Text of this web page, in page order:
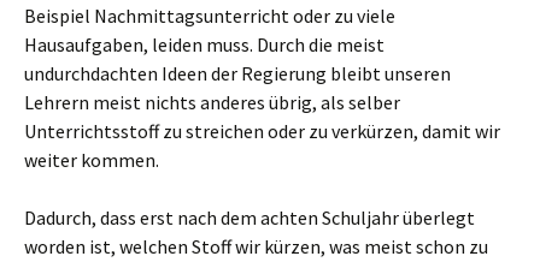
Beispiel Nachmittagsunterricht oder zu viele
Hausaufgaben, leiden muss. Durch die meist
undurchdachten Ideen der Regierung bleibt unseren
Lehrern meist nichts anderes übrig, als selber
Unterrichtsstoff zu streichen oder zu verkürzen, damit wir
weiter kommen.
Dadurch, dass erst nach dem achten Schuljahr überlegt
worden ist, welchen Stoff wir kürzen, was meist schon zu